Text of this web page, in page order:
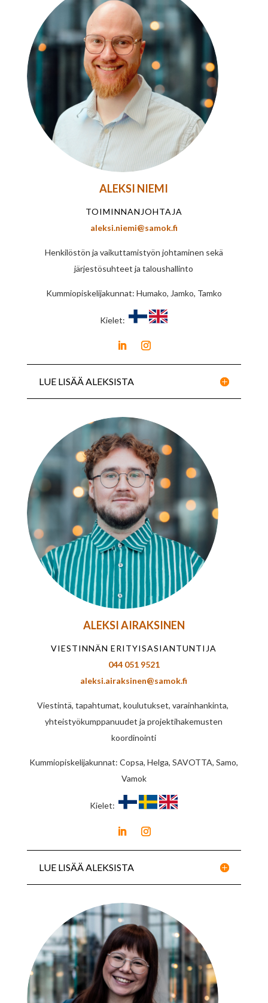
ALEKSI NIEMI
TOIMINNANJOHTAJA
aleksi.niemi@samok.fi
Henkilöstön ja vaikuttamistyön johtaminen sekä
järjestösuhteet ja taloushallinto
Kummiopiskelijakunnat: Humako, Jamko, Tamko
Kielet:
LUE LISÄÄ ALEKSISTA
ALEKSI AIRAKSINEN
VIESTINNÄN ERITYISASIANTUNTIJA
044 051 9521
aleksi.airaksinen@samok.fi
Viestintä, tapahtumat, koulutukset, varainhankinta,
yhteistyökumppanuudet ja projektihakemusten
koordinointi
Kummiopiskelijakunnat: Copsa, Helga, SAVOTTA, Samo,
Vamok
Kielet:
LUE LISÄÄ ALEKSISTA